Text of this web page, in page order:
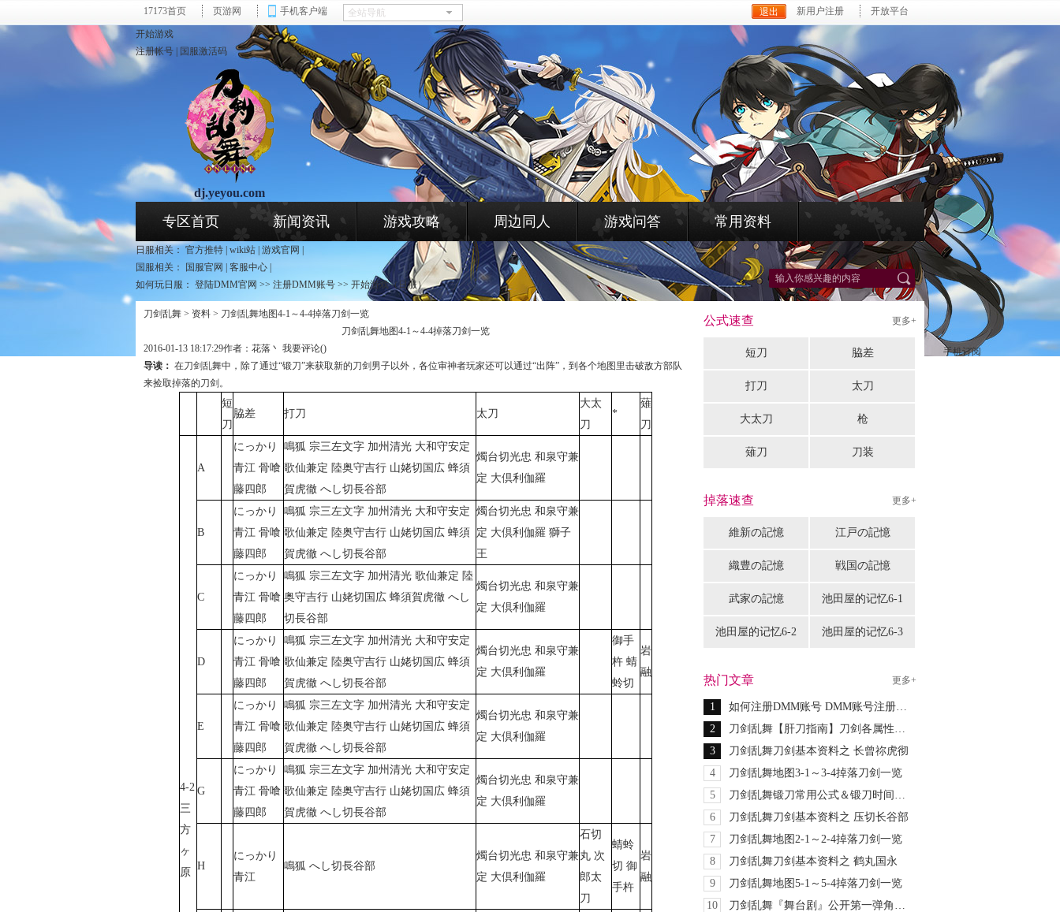
17173首页 页游网 手机客户端 新用户注册 开放平台
dj.yeyou.com
页游网 - 刀剑乱舞专区
专区首页 新闻资讯 游戏攻略 周边同人 游戏问答 常用资料
日服相关： 官方推特 wiki站 游戏官网
国服相关：
国服官网 客服中心
如何玩日服： 登陆DMM官网 >> 注册DMM账号 >> 开始游戏（日服）
开始游戏
注册帐号
国服激活码
*
刀剑乱舞 > 资料 > 刀剑乱舞地图4-1～4-4掉落刀剑一览
刀剑乱舞地图4-1～4-4掉落刀剑一览
2016-01-13 18:17:29作者：花落丶 手机订阅
我要评论()
导读： 在刀剑乱舞中，除了通过“锻刀”来获取新的刀剑男子以外，各位审神者玩家还可以通过“出阵”，到各个地图里击破敌方部队
来捡取掉落的刀剑。
短
刀
脇差 打刀 太刀
大太
刀
*
薙
刀
4-2
三
方
ヶ
原
A
にっかり
青江 骨喰
藤四郎
鳴狐 宗三左文字 加州清光 大和守安定
歌仙兼定 陸奥守吉行 山姥切国広 蜂須
賀虎徹 へし切長谷部
燭台切光忠 和泉守兼
定 大倶利伽羅
B
にっかり
青江 骨喰
藤四郎
鳴狐 宗三左文字 加州清光 大和守安定
歌仙兼定 陸奥守吉行 山姥切国広 蜂須
賀虎徹 へし切長谷部
燭台切光忠 和泉守兼
定 大倶利伽羅 獅子
王
C
にっかり
青江 骨喰
藤四郎
鳴狐 宗三左文字 加州清光 歌仙兼定 陸
奥守吉行 山姥切国広 蜂須賀虎徹 へし
切長谷部
燭台切光忠 和泉守兼
定 大倶利伽羅
D
にっかり
青江 骨喰
藤四郎
鳴狐 宗三左文字 加州清光 大和守安定
歌仙兼定 陸奥守吉行 山姥切国広 蜂須
賀虎徹 へし切長谷部
燭台切光忠 和泉守兼
定 大倶利伽羅
御手
杵 蜻
蛉切
岩
融
E
にっかり
青江 骨喰
藤四郎
鳴狐 宗三左文字 加州清光 大和守安定
歌仙兼定 陸奥守吉行 山姥切国広 蜂須
賀虎徹 へし切長谷部
燭台切光忠 和泉守兼
定 大倶利伽羅
G
にっかり
青江 骨喰
藤四郎
鳴狐 宗三左文字 加州清光 大和守安定
歌仙兼定 陸奥守吉行 山姥切国広 蜂須
賀虎徹 へし切長谷部
燭台切光忠 和泉守兼
定 大倶利伽羅
H
にっかり
青江
鳴狐 へし切長谷部
燭台切光忠 和泉守兼
定 大倶利伽羅
石切
丸 次
郎太
刀
蜻蛉
切 御
手杵
岩
融
公式速查 更多+
短刀 脇差
打刀 太刀
大太刀 枪
薙刀 刀装
掉落速查 更多+
維新の記憶 江戸の記憶
織豊の記憶 戦国の記憶
武家の記憶 池田屋的记忆6-1
池田屋的记忆6-2 池田屋的记忆6-3
热门文章 更多+
1
如何注册DMM账号 DMM账号注册图文教程
2
刀剑乱舞【肝刀指南】刀剑各属性排名及个人推荐
3
刀剑乱舞刀剑基本资料之 长曾祢虎彻
4
刀剑乱舞地图3-1～3-4掉落刀剑一览
5
刀剑乱舞锻刀常用公式＆锻刀时间大全
6
刀剑乱舞刀剑基本资料之 压切长谷部
7
刀剑乱舞地图2-1～2-4掉落刀剑一览
8
刀剑乱舞刀剑基本资料之 鹤丸国永
9
刀剑乱舞地图5-1～5-4掉落刀剑一览
10
刀剑乱舞『舞台剧』公开第一弹角色演员阵容